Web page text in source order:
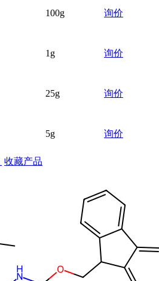
100g 询价
1g 询价
25g 询价
5g 询价
收藏产品